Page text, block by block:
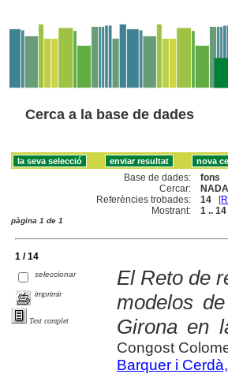
Cerca a la base de dades
Base de dades:
fons
Cercar:
Referències trobades:
14 [
Mostrant:
1 .. 14
pàgina 1 de 1
1 / 14
seleccionar
imprimir
Text complet
El Reto de
modelos
Girona en
Congost
Barquer i